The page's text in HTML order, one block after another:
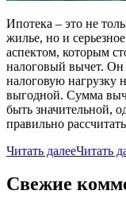
Ипотека – это не
жилье, но и
аспектом, которым
налоговый вычет. Он
налоговую нагрузку
выгодной. Сумма
быть значительной,
правильно
Читать далееЧитать
Свежие